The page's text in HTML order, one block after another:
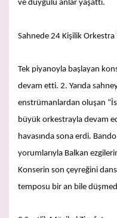
ve duygulu anlar yaşattı.
Sahnede 24 Kişilik Orkestra
Tek piyanoyla başlayan
devam etti. 2. Yarıda
enstrümanlardan oluşan
büyük orkestrayla devam
havasında sona erdi.
yorumlarıyla Balkan
Konserin son çeyreğini
temposu bir an bile